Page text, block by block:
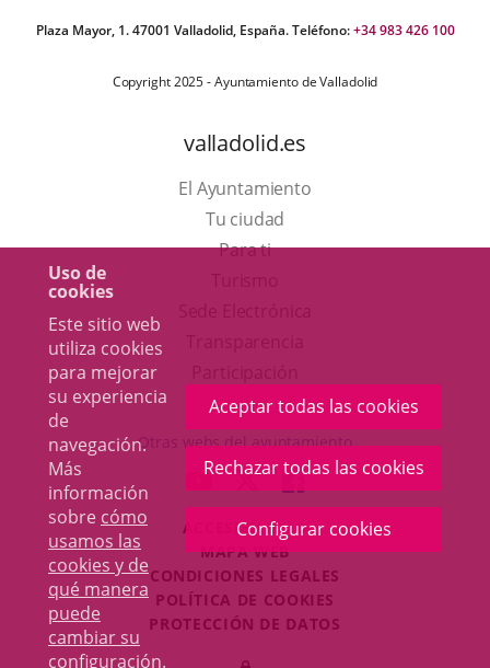
Uso de
cookies
Este sitio web
utiliza cookies
para mejorar
su experiencia
de
navegación.
Más
información
sobre cómo
usamos las
cookies y de
qué manera
puede
cambiar su
configuración.
Aceptar todas las cookies
Rechazar todas las cookies
Configurar cookies
Plaza Mayor, 1. 47001 Valladolid, España. Teléfono:+34 983 426 100
Copyright 2025 - Ayuntamiento de Valladolid
valladolid.es
El Ayuntamiento
Tu ciudad
Para ti
en
una
ventana
nueva.
aplicación
externa.
Otras webs del ayuntamiento
ENLACE
A
UNA
APLICACIÓN
EXTERNA.
ENLACE
A
UNA
APLICACIÓN
EXTERNA.
ENLACE
A
UNA
EXTERNA.
ACCESIBILIDAD
MAPA WEB
CONDICIONES LEGALES
POLÍTICA DE COOKIES
PROTECCIÓN DE DATOS
Iniciar